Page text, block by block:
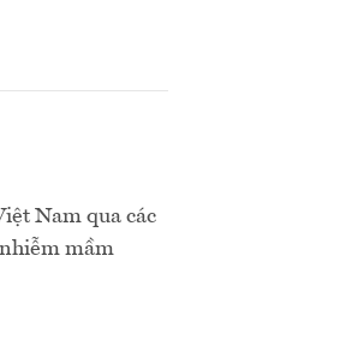
Nam qua các
mầm